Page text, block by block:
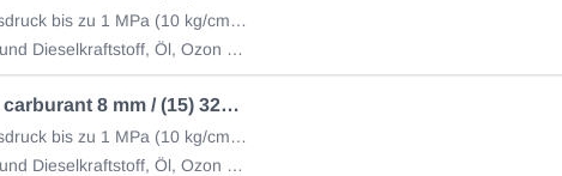
Betriebsdruck bis zu 1 MPa (10 kg/cm2) (Rolle à 10m)
Benzin und Dieselkraftstoff, Öl, Ozon und Witterungseinflüsse
Tuyau carburant 8 mm / (15) 3225-10015
Betriebsdruck bis zu 1 MPa (10 kg/cm2) (Rolle à 15m)
Benzin und Dieselkraftstoff, Öl, Ozon und Witterungseinflüsse